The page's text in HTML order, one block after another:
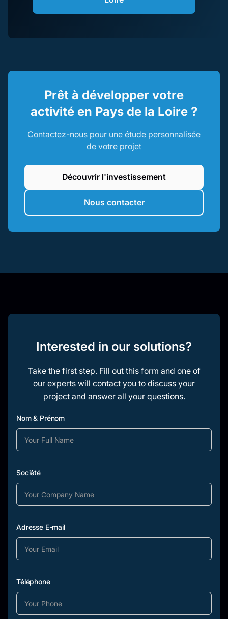
Prêt à développer votre
activité en Pays de la Loire ?
Contactez-nous pour une étude personnalisée
de votre projet
Découvrir l'investissement
Nous contacter
Interested in our solutions?
Take the first step. Fill out this form and one of
our experts will contact you to discuss your
project and answer all your questions.
Nom & Prénom
Société
Adresse E-mail
Téléphone